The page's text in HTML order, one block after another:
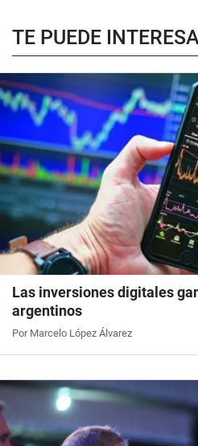
TE PUEDE
Las inversiones digitales
argentinos
Por Marcelo López Álvarez